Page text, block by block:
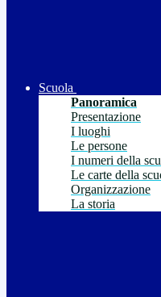
Scuola
Panoramica
Presentazione
I luoghi
Le persone
I numeri della
Le carte della
Organizzazione
La storia